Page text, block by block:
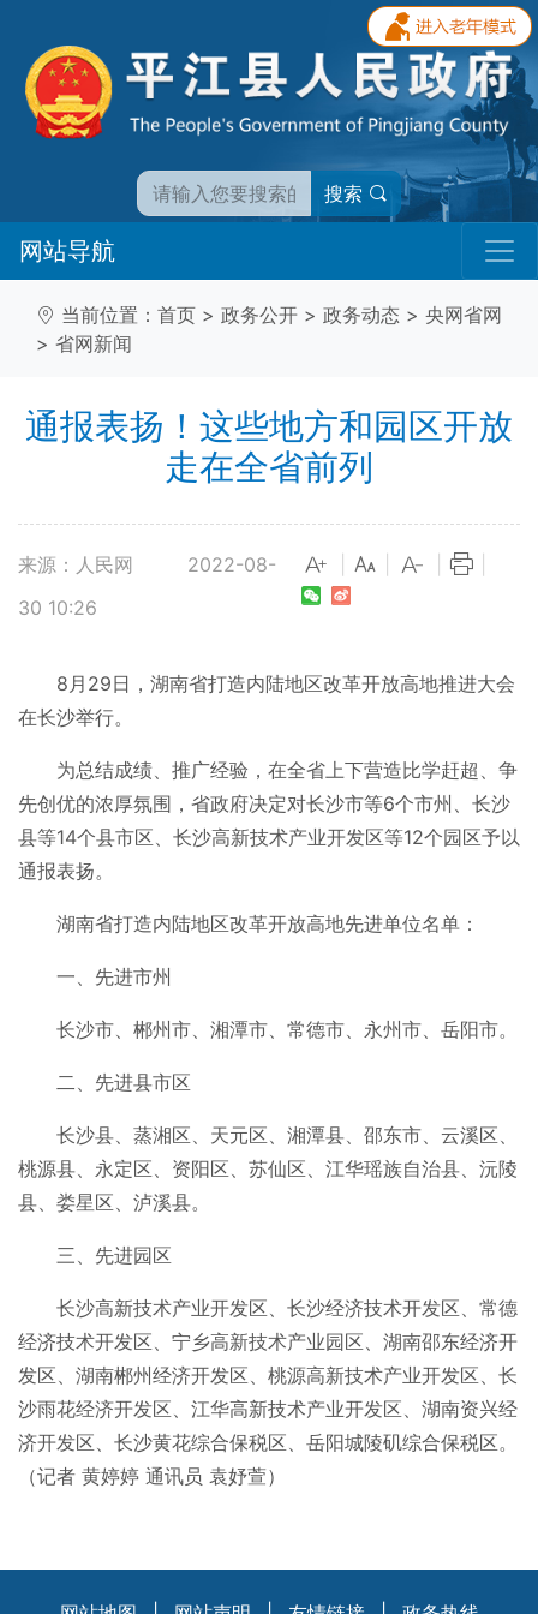
搜索
网站导航
当前位置： 首页 > 政务公开 > 政务动态 > 央网省网
> 省网新闻
通报表扬！这些地方和园区开放
走在全省前列
来源：人民网
2022-08-
30 10:26
8月29日，湖南省打造内陆地区改革开放高地推进大会
在长沙举行。
为总结成绩、推广经验，在全省上下营造比学赶超、争
先创优的浓厚氛围，省政府决定对长沙市等6个市州、长沙
县等14个县市区、长沙高新技术产业开发区等12个园区予以
通报表扬。
湖南省打造内陆地区改革开放高地先进单位名单：
一、先进市州
长沙市、郴州市、湘潭市、常德市、永州市、岳阳市。
二、先进县市区
长沙县、蒸湘区、天元区、湘潭县、邵东市、云溪区、
桃源县、永定区、资阳区、苏仙区、江华瑶族自治县、沅陵
县、娄星区、泸溪县。
三、先进园区
长沙高新技术产业开发区、长沙经济技术开发区、常德
经济技术开发区、宁乡高新技术产业园区、湖南邵东经济开
发区、湖南郴州经济开发区、桃源高新技术产业开发区、长
沙雨花经济开发区、江华高新技术产业开发区、湖南资兴经
济开发区、长沙黄花综合保税区、岳阳城陵矶综合保税区。
（记者 黄婷婷 通讯员 袁妤萱）